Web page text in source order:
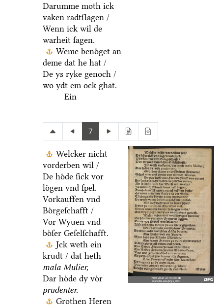
Darumme moth ick
vaken radtſlagen /
Wenn ick wil de
warheit ſagen.
Weme benoͤget an
deme dat he hat /
De ys ryke genoch /
wo ydt em ock ghat.
Ein
7
Welcker nicht
vorderben wil /
De hoͤde ſick vor
loͤgen vnd ſpel.
Vorkauffen vnd
Boͤrgeſchafft /
Vor Wyuen vnd
boͤſer Geſelſchafft.
Jck weth ein
krudt / dat heth
mala Mulier,
Dar hoͤde dy voͤr
prudenter.
Grothen Heren